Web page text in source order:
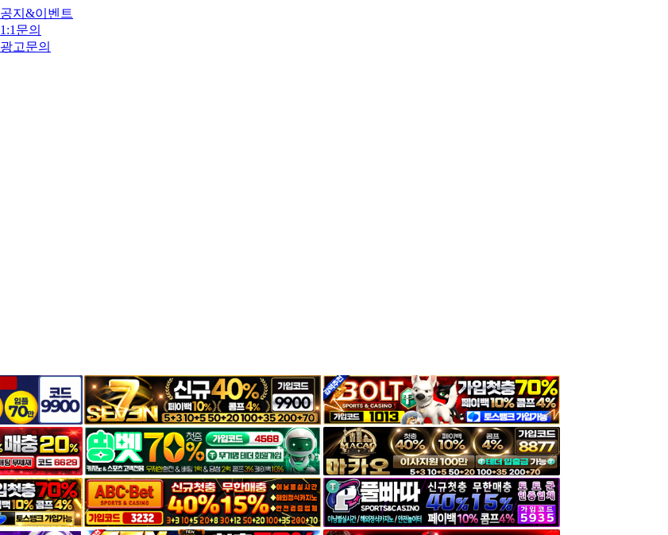
공지&이벤트
1:1문의
광고문의